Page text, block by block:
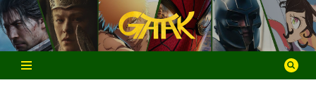
Aller
au
contenu